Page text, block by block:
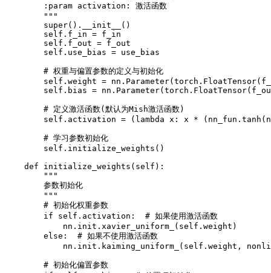
        :param activation: 激活函数
        """
        super().__init__()
        self.f_in = f_in
        self.f_out = f_out
        self.use_bias = use_bias
        # 权重与偏置参数的定义与初始化
self.weight =
self.bias =
        # 定义激活函数(默认为Mish激活函数)
self.activation = (lambda x: x *
        # 学习参数初始化
        self.initialize_weights()
    def initialize_weights(self):
        """
        参数初始化
        """
        # 初始化权重参数
        if self.activation:  # 如果使用激活函数
            nn.init.xavier_uniform_(self.weight)
        else:  # 如果不使用激活函数
nn.init.kaiming_uniform_(self.weight,
        # 初始化偏置参数